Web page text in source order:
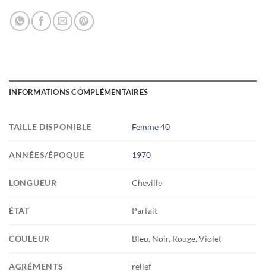
INFORMATIONS COMPLÉMENTAIRES
TAILLE DISPONIBLE Femme 40
ANNÉES/ÉPOQUE 1970
LONGUEUR Cheville
ÉTAT Parfait
COULEUR Bleu, Noir, Rouge, Violet
AGRÉMENTS relief